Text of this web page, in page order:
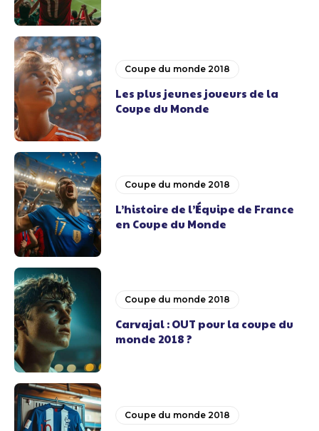
Coupe du monde 2018
Les plus jeunes joueurs de la
Coupe du Monde
Coupe du monde 2018
L’histoire de l’Équipe de France
en Coupe du Monde
Coupe du monde 2018
Carvajal : OUT pour la coupe du
monde 2018 ?
Coupe du monde 2018